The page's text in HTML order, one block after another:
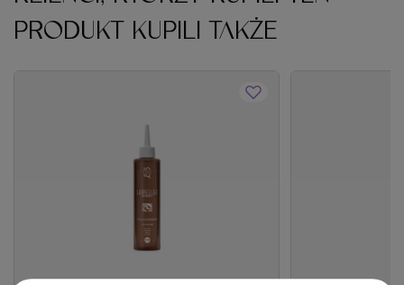
PRODUKT KUPILI TAKŻE